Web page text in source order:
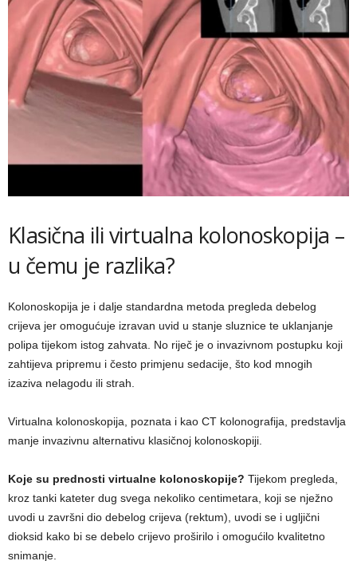
Klasična ili virtualna kolonoskopija –
u čemu je razlika?
Kolonoskopija je i dalje standardna metoda pregleda debelog
crijeva jer omogućuje izravan uvid u stanje sluznice te uklanjanje
polipa tijekom istog zahvata. No riječ je o invazivnom postupku koji
zahtijeva pripremu i često primjenu sedacije, što kod mnogih
izaziva nelagodu ili strah.
Virtualna kolonoskopija, poznata i kao CT kolonografija, predstavlja
manje invazivnu alternativu klasičnoj kolonoskopiji.
Koje su prednosti virtualne kolonoskopije? Tijekom pregleda,
kroz tanki kateter dug svega nekoliko centimetara, koji se nježno
uvodi u završni dio debelog crijeva (rektum), uvodi se i ugljični
dioksid kako bi se debelo crijevo proširilo i omogućilo kvalitetno
snimanje.